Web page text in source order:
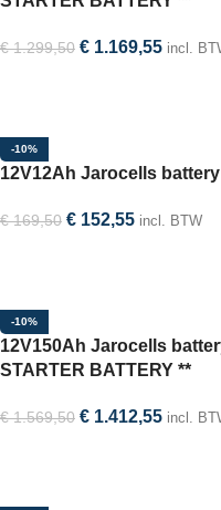
€1.299,50 € 1.169,55 incl.
-10%
12V12Ah Jarocells
€169,50 € 152,55 incl. BTW
-10%
12V150Ah Jarocells
STARTER BATTERY **
€1.569,50 € 1.412,55 incl.